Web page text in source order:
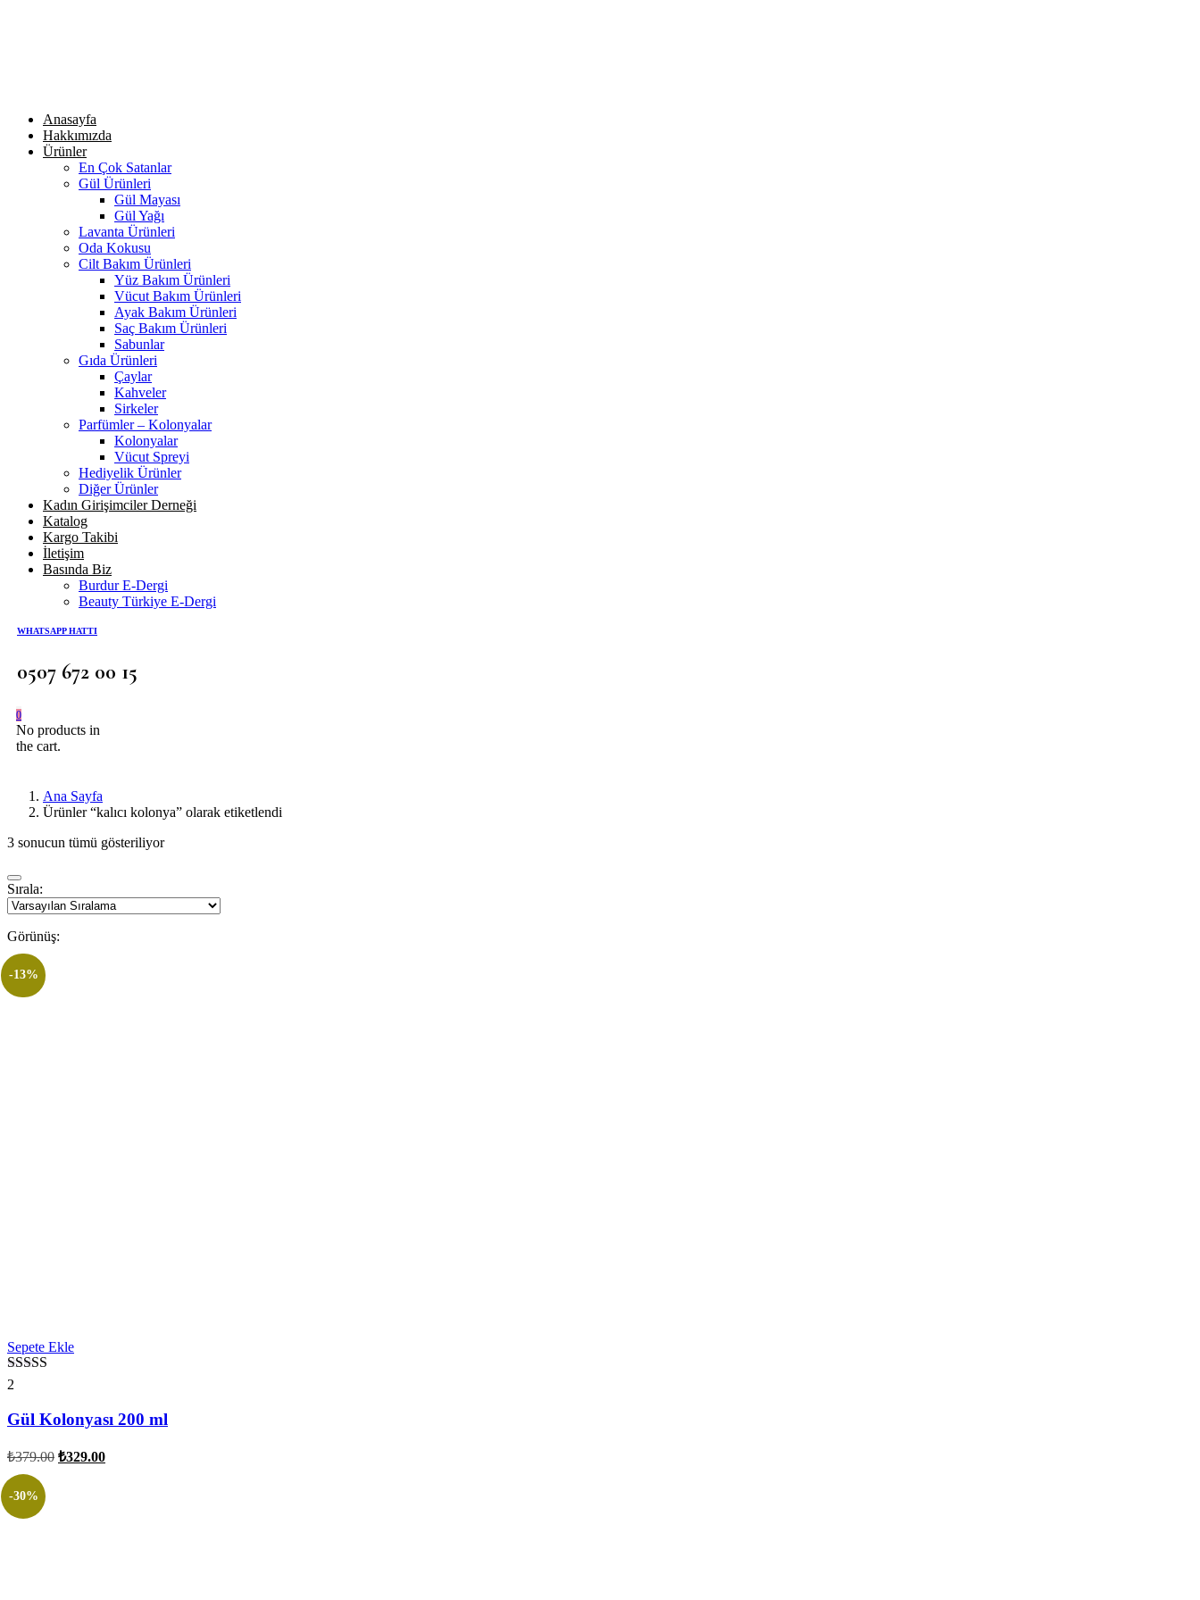
Anasayfa
Hakkımızda
Ürünler
En Çok Satanlar
Gül Ürünleri
Gül Mayası
Gül Yağı
Lavanta Ürünleri
Oda Kokusu
Cilt Bakım Ürünleri
Yüz Bakım Ürünleri
Vücut Bakım Ürünleri
Ayak Bakım Ürünleri
Saç Bakım Ürünleri
Sabunlar
Gıda Ürünleri
Çaylar
Kahveler
Sirkeler
Parfümler – Kolonyalar
Kolonyalar
Vücut Spreyi
Hediyelik Ürünler
Diğer Ürünler
Kadın Girişimciler Derneği
Katalog
Kargo Takibi
İletişim
Basında Biz
Burdur E-Dergi
Beauty Türkiye E-Dergi
WHATSAPP HATTI
0507 672 00 15
0
No products in
the cart.
Ana Sayfa
Ürünler “kalıcı kolonya” olarak etiketlendi
3 sonucun tümü gösteriliyor
Sırala:
Görünüş:
Sepete Ekle
-13%
5 üzerinden
2
Gül Kolonyası 200 ml
₺379.00 Orijinal
₺329.00Şu
-30%